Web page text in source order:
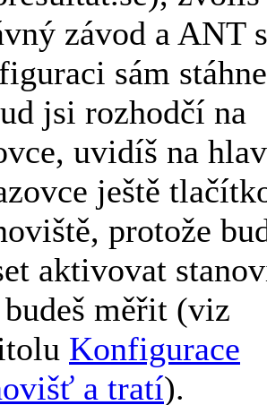
závod a ANT
sám
jsi rozhodčí na
uvidíš na
ještě
protože
aktivovat
měřit (viz
Konfigurace
a tratí).